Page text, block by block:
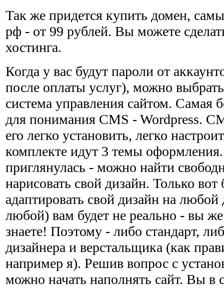
Так же придется купить домен,
рф - от 99 рублей. Вы можете
хостинга.
Когда у вас будут пароли от
после оплаты услуг), можно
система управления сайтом. Самая
для понимания CMS - Wordpress.
его легко установить, легко
комплекте идут 3 темы
приглянулась - можно найти
нарисовать свой дизайн. Только вот
адаптировать свой дизайн на
любой) вам будет не реально - вы
знаете! Поэтому - либо стандарт,
дизайнера и верстальщика (как
например я). Решив вопрос с
можно начать наполнять сайт. Вы в